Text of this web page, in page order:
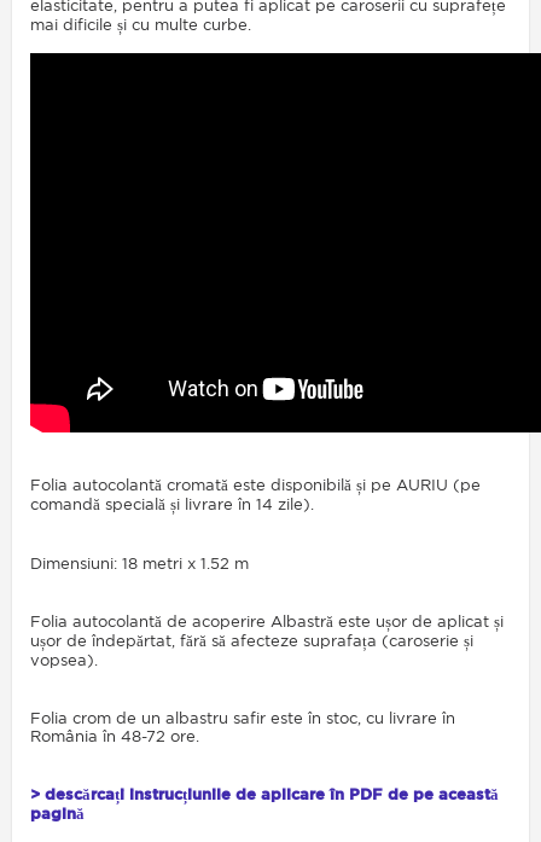
elasticitate, pentru a putea fi aplicat pe caroserii cu suprafețe
mai dificile și cu multe curbe.
Folia autocolantă cromată este disponibilă și pe AURIU (pe
comandă specială și livrare în 14 zile).
Dimensiuni: 18 metri x 1.52 m
Folia autocolantă de acoperire Albastră este ușor de aplicat și
ușor de îndepărtat, fără să afecteze suprafața (caroserie și
vopsea).
Folia crom de un albastru safir este în stoc, cu livrare în
România în 48-72 ore.
> descărcați instrucțiunile de aplicare în PDF de pe această
pagină